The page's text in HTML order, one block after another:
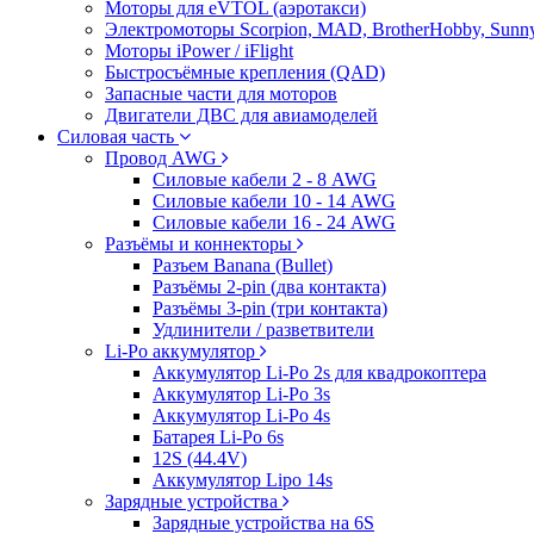
Моторы для eVTOL (аэротакси)
Электромоторы Scorpion, MAD, BrotherHobby,
Моторы iPower / iFlight
Быстросъёмные крепления (QAD)
Запасные части для моторов
Двигатели ДВС для авиамоделей
Силовая часть
Провод AWG
Силовые кабели 2 - 8 AWG
Силовые кабели 10 - 14 AWG
Силовые кабели 16 - 24 AWG
Разъёмы и коннекторы
Разъем Banana (Bullet)
Разъёмы 2-pin (два контакта)
Разъёмы 3-pin (три контакта)
Удлинители / разветвители
Li-Po аккумулятор
Аккумулятор Li-Po 2s для квадрокоптера
Аккумулятор Li-Po 3s
Аккумулятор Li-Po 4s
Батарея Li-Po 6s
12S (44.4V)
Аккумулятор Lipo 14s
Зарядные устройства
Зарядные устройства на 6S